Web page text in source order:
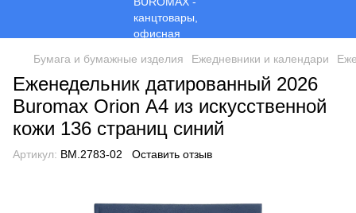
Бумага и бумажные изделия Ежедневники и календари
Еженедельник датированный 2026
Buromax Orion А4 из искусственной
кожи 136 страниц синий
Артикул: BM.2783-02 Оставить отзыв